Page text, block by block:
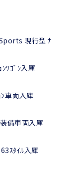
現行型 ﾅ
ﾜｺﾞﾝ入庫
車両入庫
備車両入庫
ｽﾀｲﾙ入庫